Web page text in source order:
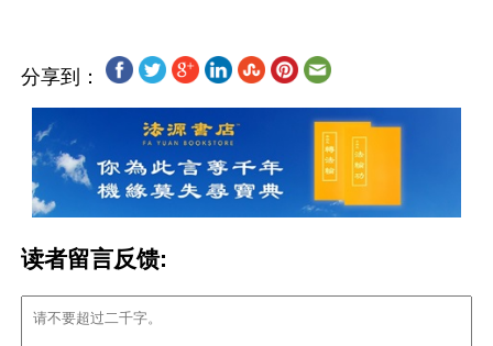
分享到：
读者留言反馈: